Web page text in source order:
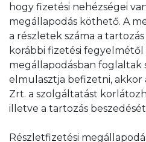
hogy fizetési nehézségei
megállapodás köthető. A
a részletek száma a
korábbi fizetési fegyelmétől
megállapodásban foglaltak
elmulasztja befizetni, akkor
Zrt. a szolgáltatást
illetve a tartozás
Részletfizetési